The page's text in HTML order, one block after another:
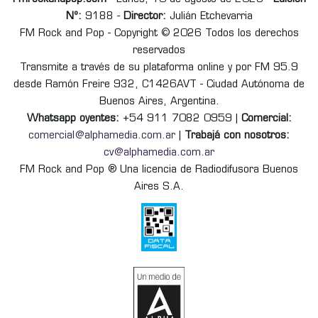
Nº: 9188 - Director: Julián Etchevarria
FM Rock and Pop - Copyright © 2026 Todos los derechos
reservados
Transmite a través de su plataforma online y por FM 95.9
desde Ramón Freire 932, C1426AVT - Ciudad Autónoma de
Buenos Aires, Argentina.
Whatsapp oyentes: +54 911 7082 0959 | Comercial:
comercial@alphamedia.com.ar
Trabajá con nosotros:
cv@alphamedia.com.ar
FM Rock and Pop ® Una licencia de Radiodifusora Buenos
Aires S.A.